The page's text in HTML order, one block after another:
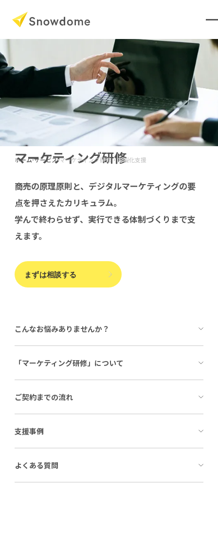
ホーム サービス マーケティング研修・内製化支援
マーケティング研修
商売の原理原則と、デジタルマーケティングの要
点を押さえたカリキュラム。
学んで終わらせず、実行できる体制づくりまで支
えます。
まずは相談する
こんなお悩みありませんか？
「マーケティング研修」について
ご契約までの流れ
支援事例
よくある質問